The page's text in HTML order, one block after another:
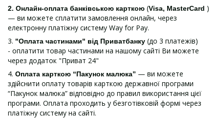
2. Онлайн-оплата банківською карткою (Visa, MasterCard )
— ви можете сплатити замовлення онлайн, через
електронну платіжну систему Way for Pay.
3. "Оплата частинами" від Приватбанку (до 3 платежів)
- оплатити товар частинами на нашому сайті Ви можете
через додаток "Приват 24"
4. Оплата карткою “Пакунок малюка” — ви можете
здійснити оплату товарів карткою державної програми
“Пакунок малюка” відповідно до правил використання цієї
програми. Оплата проходить у безготівковій формі через
платіжну систему на сайті.